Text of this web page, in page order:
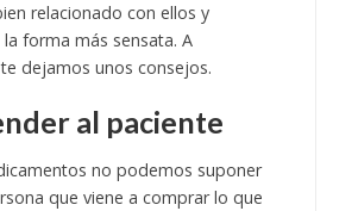
relacionado con ellos y
forma más sensata. A
dejamos unos consejos.
al paciente
no podemos suponer
que viene a comprar lo que